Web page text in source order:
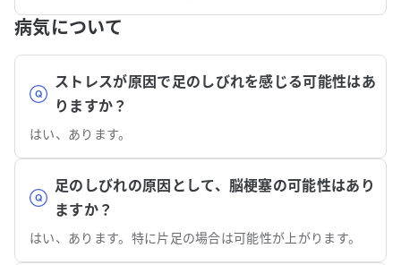
病気について
ストレスが原因で足のしびれを感じる可能性はあ
りますか？
はい、あります。
足のしびれの原因として、脳梗塞の可能性はあり
ますか？
はい、あります。特に片足の場合は可能性が上がります。